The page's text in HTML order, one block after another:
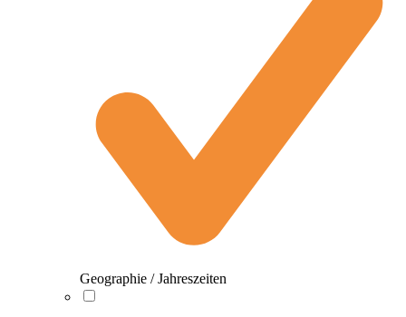
Geographie / Jahreszeiten